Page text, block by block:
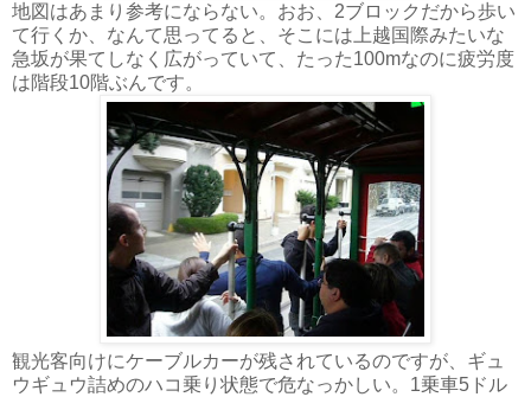
地図はあまり参考にならない。おお、2ブロックだから歩い
て行くか、なんて思ってると、そこには上越国際みたいな
急坂が果てしなく広がっていて、たった100mなのに疲労度
は階段10階ぶんです。
観光客向けにケーブルカーが残されているのですが、ギュ
ウギュウ詰めのハコ乗り状態で危なっかしい。1乗車5ドル